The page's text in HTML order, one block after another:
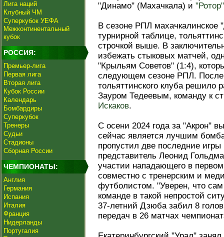
Лига наций
Клубный ЧМ
Суперкубок УЕФА
Межконтинентальный
кубок
РОССИЯ:
Премьер-лига
Первая лига
Вторая лига
Кубок России
Календарь
Бомбардиры
Суперкубок
Тренеры
Судьи
Стадионы
Сборная России
ЧЕМПИОНАТЫ:
Англия
Германия
Испания
Италия
Франция
Нидерланды
Португалия
"Динамо" (Махачкала) и "Ротор"
В сезоне РПЛ махачкалинское
турнирной таблице,
строчкой выше. В
избежать стыковых матчей,
"Крыльям Советов" (1:4),
следующем сезоне РПЛ. После
тольяттинского клуба решило
Зауром Тедеевым, команду к
Искаков.
С осени 2024 года за "Акрон"
сейчас является лучшим
пропустил две последние
представитель Леонид
участии нападающего в
совместно с тренерским и
футболистом. "Уверен, что
команде в такой непростой
37-летний Дзюба забил 8
передач в 26 матчах